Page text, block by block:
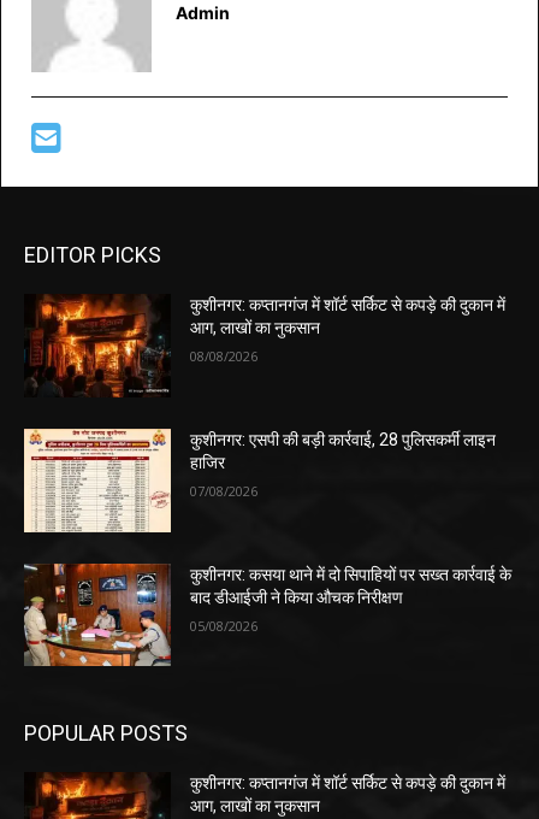
Admin
EDITOR PICKS
कुशीनगर: कप्तानगंज में शॉर्ट सर्किट से कपड़े की दुकान में
आग, लाखों का नुकसान
08/08/2026
कुशीनगर: एसपी की बड़ी कार्रवाई, 28 पुलिसकर्मी लाइन
हाजिर
07/08/2026
कुशीनगर: कसया थाने में दो सिपाहियों पर सख्त कार्रवाई के
बाद डीआईजी ने किया औचक निरीक्षण
05/08/2026
POPULAR POSTS
कुशीनगर: कप्तानगंज में शॉर्ट सर्किट से कपड़े की दुकान में
आग, लाखों का नुकसान